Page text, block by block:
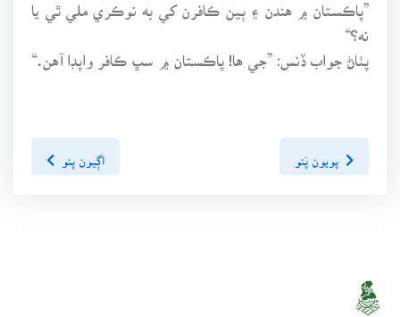
”پاڪستان ۾ هندن ۽ ٻين ڪافرن کي به نوڪري ملي ٿي يا
نه؟“
پٺاڻ جواب ڏنس: ”جي ها! پاڪستان ۾ سڀ ڪافر واپڊا آهن.“
اڳيون پنو